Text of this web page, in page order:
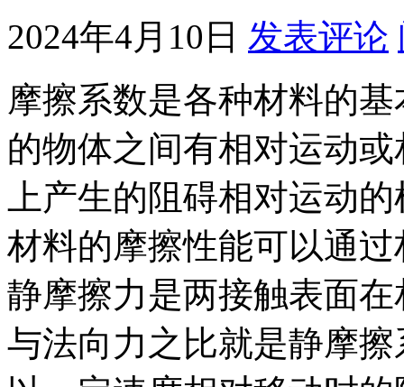
2024年4月10日 发表评论
摩擦系数是各种材料的
的物体之间有相对运动
上产生的阻碍相对运动
材料的摩擦性能可以通
静摩擦力是两接触表面
与法向力之比就是静摩